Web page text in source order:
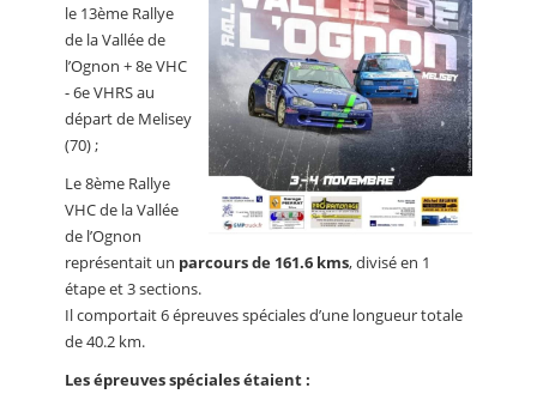
le 13ème Rallye
de la Vallée de
l’Ognon + 8e VHC
- 6e VHRS au
départ de Melisey
(70) ;
Le 8ème Rallye
VHC de la Vallée
de l’Ognon
représentait un parcours de 161.6 kms, divisé en 1
étape et 3 sections.
Il comportait 6 épreuves spéciales d’une longueur totale
de 40.2 km.
Les épreuves spéciales étaient :